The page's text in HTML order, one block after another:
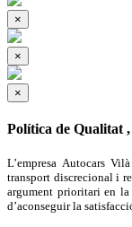
×
×
×
Política de Qualitat
L’empresa Autocars
transport discrecional i
argument prioritari en
d’aconseguir la